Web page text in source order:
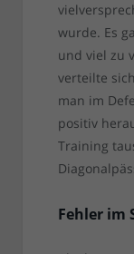
wurde. Es
und viel zu
verteilte
man im
positiv
Training
Fehler im